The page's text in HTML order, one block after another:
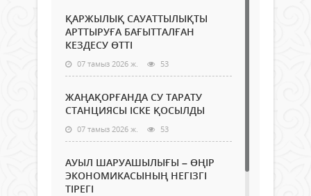
ҚАРЖЫЛЫҚ САУАТТЫЛЫҚТЫ
АРТТЫРУҒА БАҒЫТТАЛҒАН
КЕЗДЕСУ ӨТТІ
07 тамыз 2026 ж. 53
ЖАҢАҚОРҒАНДА СУ ТАРАТУ
СТАНЦИЯСЫ ІСКЕ ҚОСЫЛДЫ
07 тамыз 2026 ж. 53
АУЫЛ ШАРУАШЫЛЫҒЫ – ӨҢІР
ЭКОНОМИКАСЫНЫҢ НЕГІЗГІ
ТІРЕГІ